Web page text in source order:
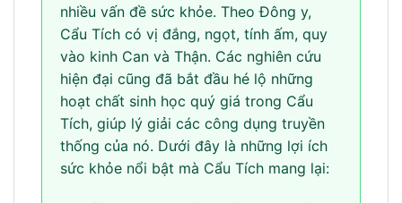
nhiều vấn đề sức khỏe. Theo Đông y,
Cẩu Tích có vị đắng, ngọt, tính ấm, quy
vào kinh Can và Thận. Các nghiên cứu
hiện đại cũng đã bắt đầu hé lộ những
hoạt chất sinh học quý giá trong Cẩu
Tích, giúp lý giải các công dụng truyền
thống của nó. Dưới đây là những lợi ích
sức khỏe nổi bật mà Cẩu Tích mang lại: